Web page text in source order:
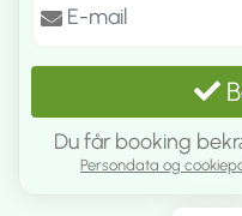
Du får booking
Persondata og